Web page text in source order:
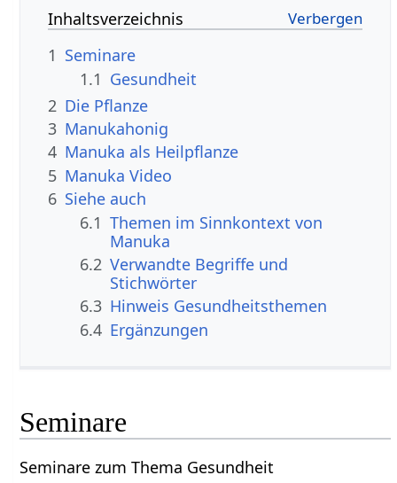
Inhaltsverzeichnis
1 Seminare
1.1 Gesundheit
2 Die Pflanze
3 Manukahonig
4 Manuka als Heilpflanze
5 Manuka Video
6 Siehe auch
6.1 Themen im Sinnkontext von
Manuka
6.2 Verwandte Begriffe und
Stichwörter
6.3 Hinweis Gesundheitsthemen
6.4 Ergänzungen
Seminare
Seminare zum Thema Gesundheit